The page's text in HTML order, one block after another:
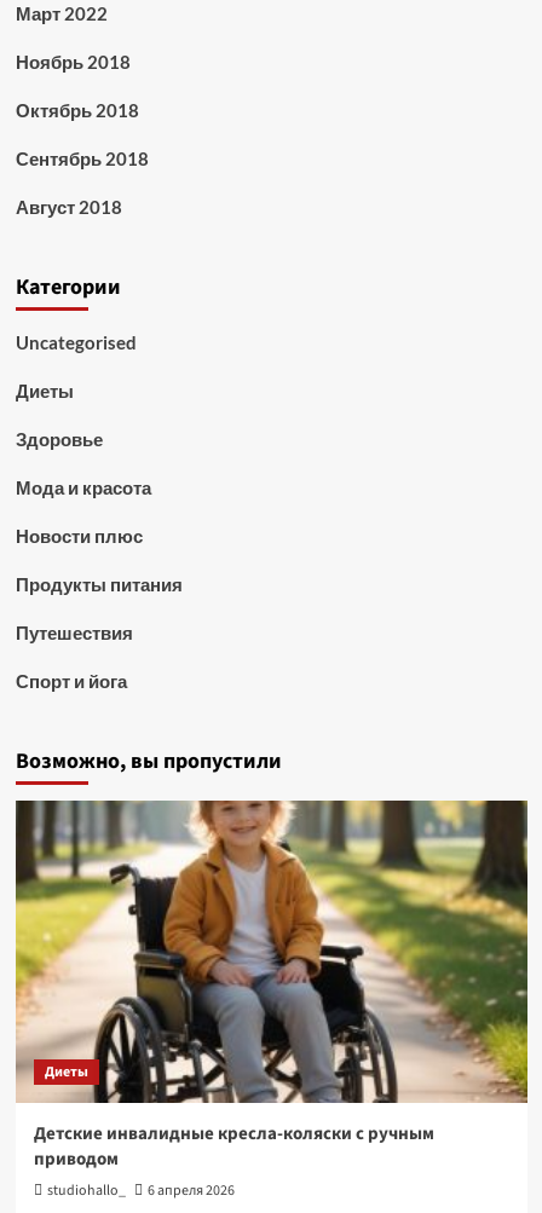
Март 2022
Ноябрь 2018
Октябрь 2018
Сентябрь 2018
Август 2018
Категории
Uncategorised
Диеты
Здоровье
Мода и красота
Новости плюс
Продукты питания
Путешествия
Спорт и йога
Возможно, вы пропустили
Диеты
Детские инвалидные кресла-коляски с ручным
приводом
studiohallo_ 6 апреля 2026